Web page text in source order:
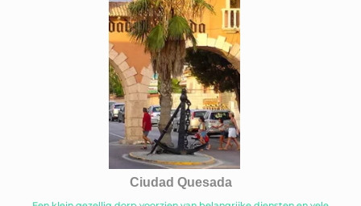
Ciudad Quesada